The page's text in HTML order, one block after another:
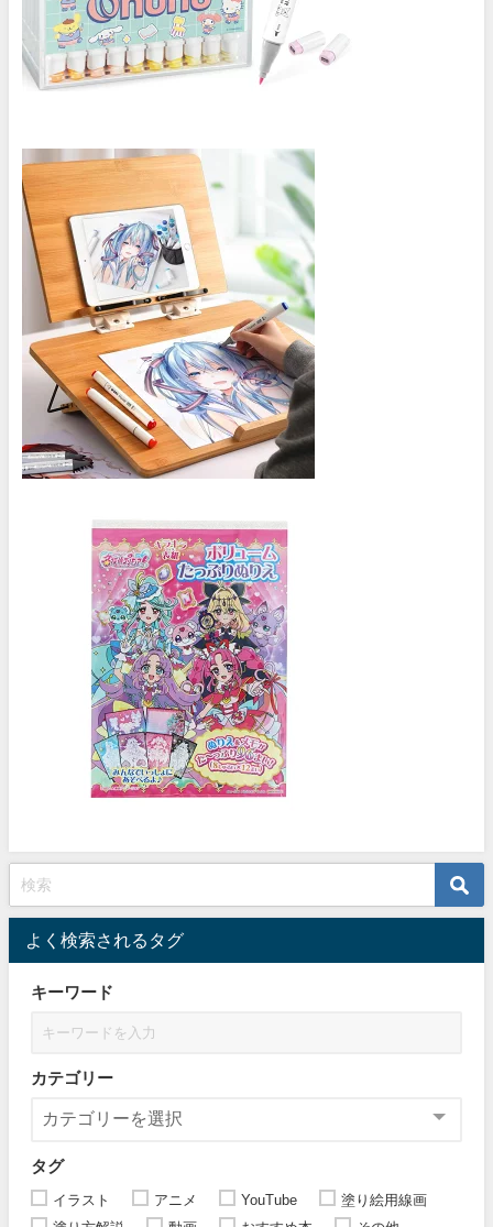
よく検索されるタグ
キーワード
カテゴリー
タグ
イラスト アニメ YouTube
塗り絵用線画